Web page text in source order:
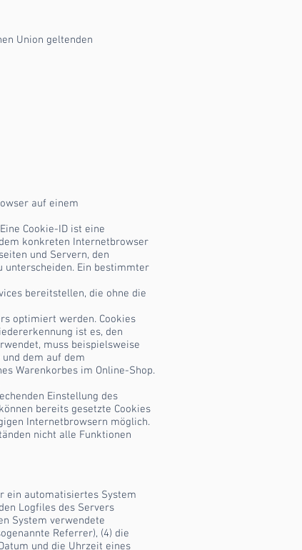
Union geltenden
auf einem
Cookie-ID ist eine
konkreten Internetbrowser
und Servern, den
unterscheiden. Ein bestimmter
bereitstellen, die ohne die
optimiert werden. Cookies
ist es, den
muss beispielsweise
dem auf dem
Warenkorbes im Online-Shop.
Einstellung des
bereits gesetzte Cookies
Internetbrowsern möglich.
nicht alle Funktionen
ein automatisiertes System
Logfiles des Servers
System verwendete
Referrer), (4) die
und die Uhrzeit eines